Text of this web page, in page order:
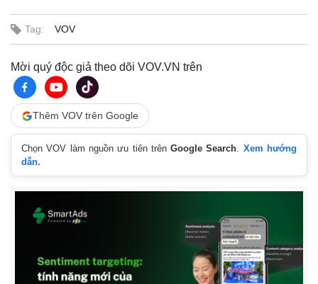
Thế giới
Quan sát
Cuộc sống đó đây
Hồ sơ
Ảnh
E-Magazine
Tag: VOV
Mời quý độc giả theo dõi VOV.VN trên
Thêm VOV trên Google
Chọn VOV làm nguồn ưu tiên trênGoogle Search. Xem hướng
dẫn.